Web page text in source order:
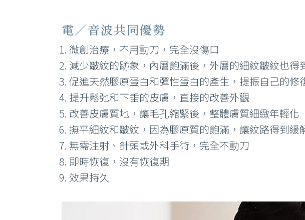
電／音波共同優勢
微創治療，不用動刀，完全沒傷口
減少皺紋的跡象，內層飽滿後，外層的細紋皺紋也得
促進天然膠原蛋白和彈性蛋白的產生，提振自己的修
提升鬆弛和下垂的皮膚，直接的改善外觀
改善皮膚質地，讓毛孔縮緊後，整體膚質細緻年輕化
撫平細紋和皺紋，因為膠原質的飽滿，讓紋路得到緩
無需注射、針頭或外科手術，完全不動刀
即時恢復，沒有恢復期
效果持久